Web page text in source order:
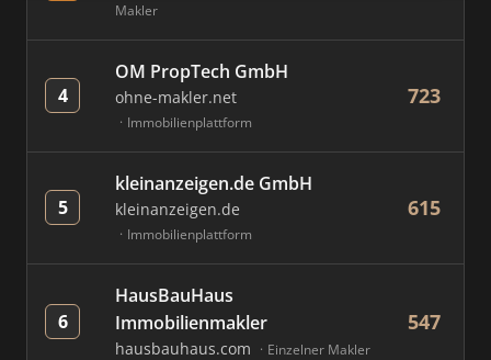
Makler
4
OM PropTech GmbH
ohne-makler.net
Immobilienplattform
723
5
kleinanzeigen.de GmbH
kleinanzeigen.de
Immobilienplattform
615
6
HausBauHaus
Immobilienmakler
hausbauhaus.com Einzelner Makler
547